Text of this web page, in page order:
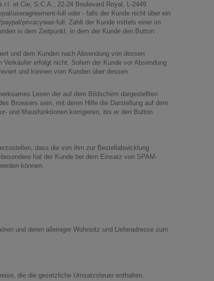
r.l. et Cie, S.C.A., 22-24 Boulevard Royal, L-2449
useragreement-full
oder - falls der Kunde nicht über ein
privacywax-full . Zahlt der Kunde mittels einer im
in dem Zeitpunkt, in dem der Kunde den Button
und dem Kunden nach Absendung von dessen
erfolgt nicht. Sofern der Kunde vor Absendung
und können vom Kunden über dessen
Lesen der auf dem Bildschirm dargestellten
Browsers sein, mit deren Hilfe die Darstellung auf dem
und Mausfunktionen korrigieren, bis er den Button
dass die von ihm zur Bestellabwicklung
hat der Kunde bei dem Einsatz von SPAM-
können.
und deren alleiniger Wohnsitz und Lieferadresse zum
die die gesetzliche Umsatzsteuer enthalten.